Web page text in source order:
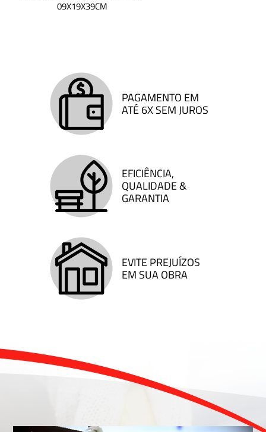
PAGAMENTO EM
ATÉ 6X SEM JUROS
EFICIÊNCIA,
QUALIDADE &
GARANTIA
EVITE PREJUÍZOS
EM SUA OBRA